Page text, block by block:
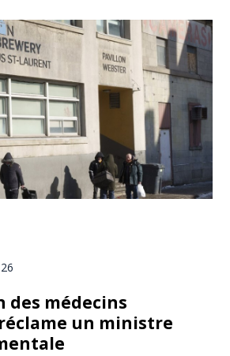
des médecins
un ministre